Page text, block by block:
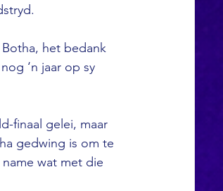
het bedank
‘n jaar op sy
finaal gelei, maar
gedwing is om te
wat met die